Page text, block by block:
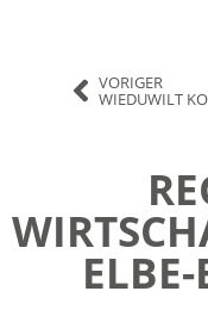
VORIGER